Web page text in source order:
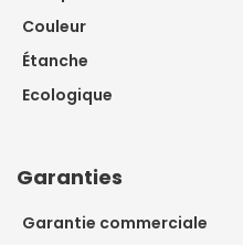
Couleur
Étanche
Ecologique
Garanties
Garantie commerciale